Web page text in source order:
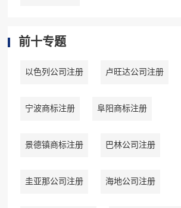
前十专题
以色列公司注册 卢旺达公司注册
宁波商标注册 阜阳商标注册
景德镇商标注册 巴林公司注册
圭亚那公司注册 海地公司注册